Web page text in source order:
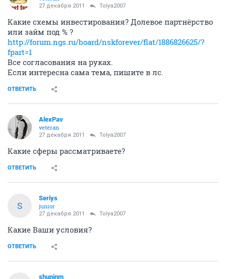
27 декабря 2011 Tolya2007
Какие схемы инвестирования? Долевое партнёрство
или займ под % ?
http://forum.ngs.ru/board/nskforever/flat/1886826625/?
fpart=1
Все согласования на руках.
Если интересна сама тема, пишите в лс.
ОТВЕТИТЬ
AlexPav
veteran
27 декабря 2011 Tolya2007
Какие сферы рассматриваете?
ОТВЕТИТЬ
S
Seriys
junior
27 декабря 2011 Tolya2007
Какие Ваши условия?
ОТВЕТИТЬ
shuninm